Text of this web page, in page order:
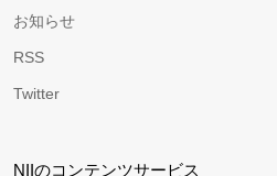
お知らせ
RSS
Twitter
NIIのコンテンツサービス